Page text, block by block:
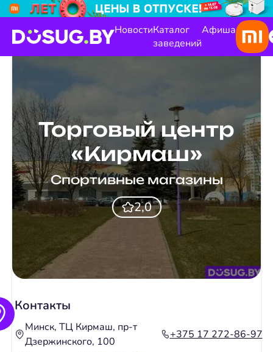
НовостиКаталог
заведений
Афиша
Торговый центр
«Кирмаш»
Спортивные магазины
2,0
Контакты
Минск, ТЦ Кирмаш, пр-т
Дзержинского, 100
+375 17 272-86-97